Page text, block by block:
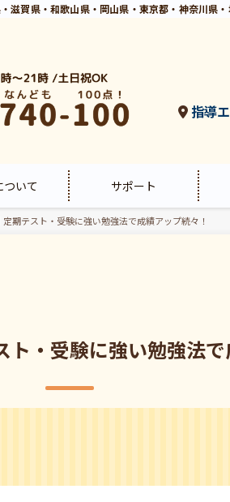
賀県・和歌山県・岡山県・東京都・神奈川県
いて サポート
指導
期テスト・受験に強い勉強法で成績アップ続々！
・受験に強い勉強法で